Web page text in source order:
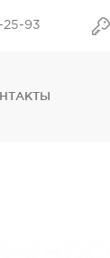
25-93